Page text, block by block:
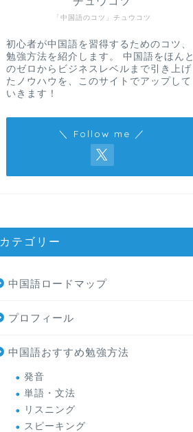
「中国語のコツ」チュウコツ
初心者が中国語を習得するためのコツ、
勉強方法を紹介します。 中国語をほんと
のゼロからビジネスレベルまで引き上げ
たノウハウを、このサイトでアップして
いきます！
＼ Follow me ／
カテゴリー
中国語ロードマップ
プロフィール
中国語おすすめ勉強方法
発音
単語・文法
リスニング
スピーキング